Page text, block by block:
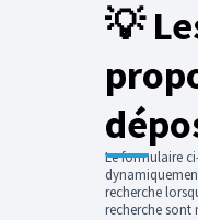
💡
Le formulaire
recherche
recherche sont